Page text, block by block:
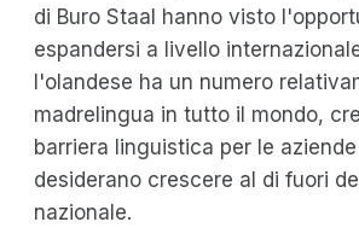
di Buro Staal hanno visto
espandersi a livello
l'olandese ha un numero
madrelingua in tutto il mondo,
barriera linguistica per le
desiderano crescere al di fuori
nazionale.